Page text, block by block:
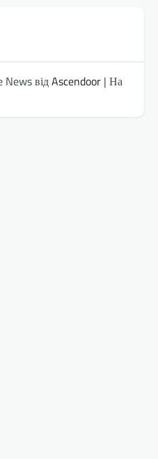
News відAscendoor | На